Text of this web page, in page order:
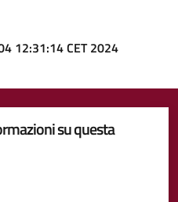
12:31:14 CET 2024
su questa